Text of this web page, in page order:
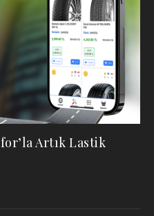
Artık Lastik